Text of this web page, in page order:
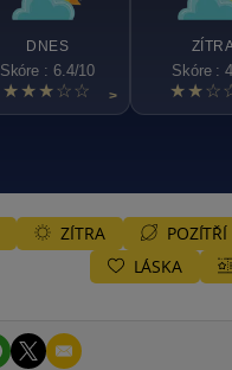
DNES
Skóre : 6.4/10
★★★☆☆ >
Skóre :
ZÍTRA POZÍTŘÍ
LÁSKA